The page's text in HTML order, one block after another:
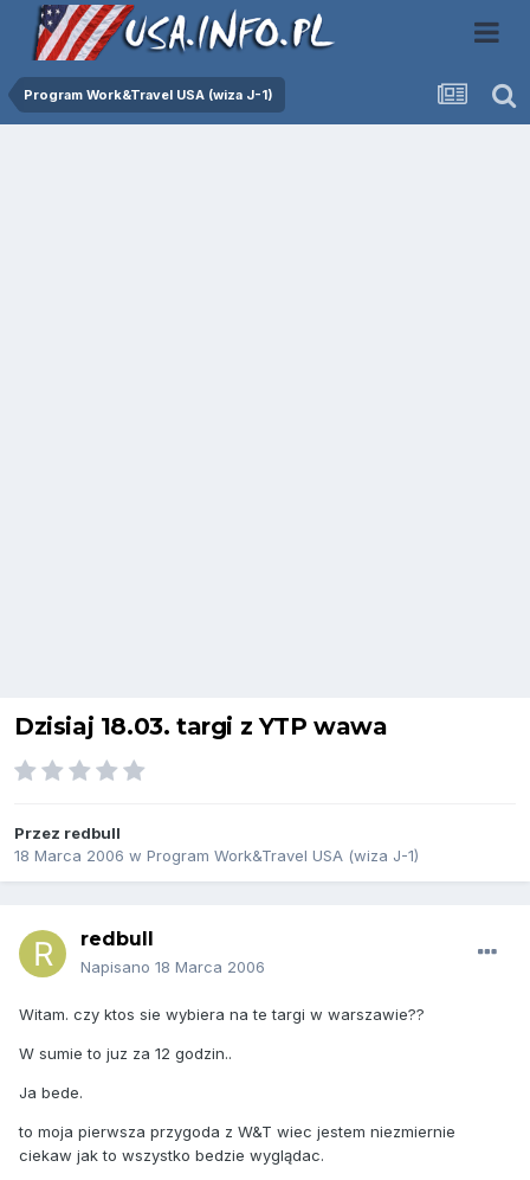
Program Work&Travel USA (wiza J-1)
Dzisiaj 18.03. targi z YTP wawa
Przez redbull
18 Marca 2006 w Program Work&Travel USA (wiza J-1)
redbull
Napisano 18 Marca 2006
Witam. czy ktos sie wybiera na te targi w warszawie??
W sumie to juz za 12 godzin..
Ja bede.
to moja pierwsza przygoda z W&T wiec jestem niezmiernie
ciekaw jak to wszystko bedzie wyglądac.